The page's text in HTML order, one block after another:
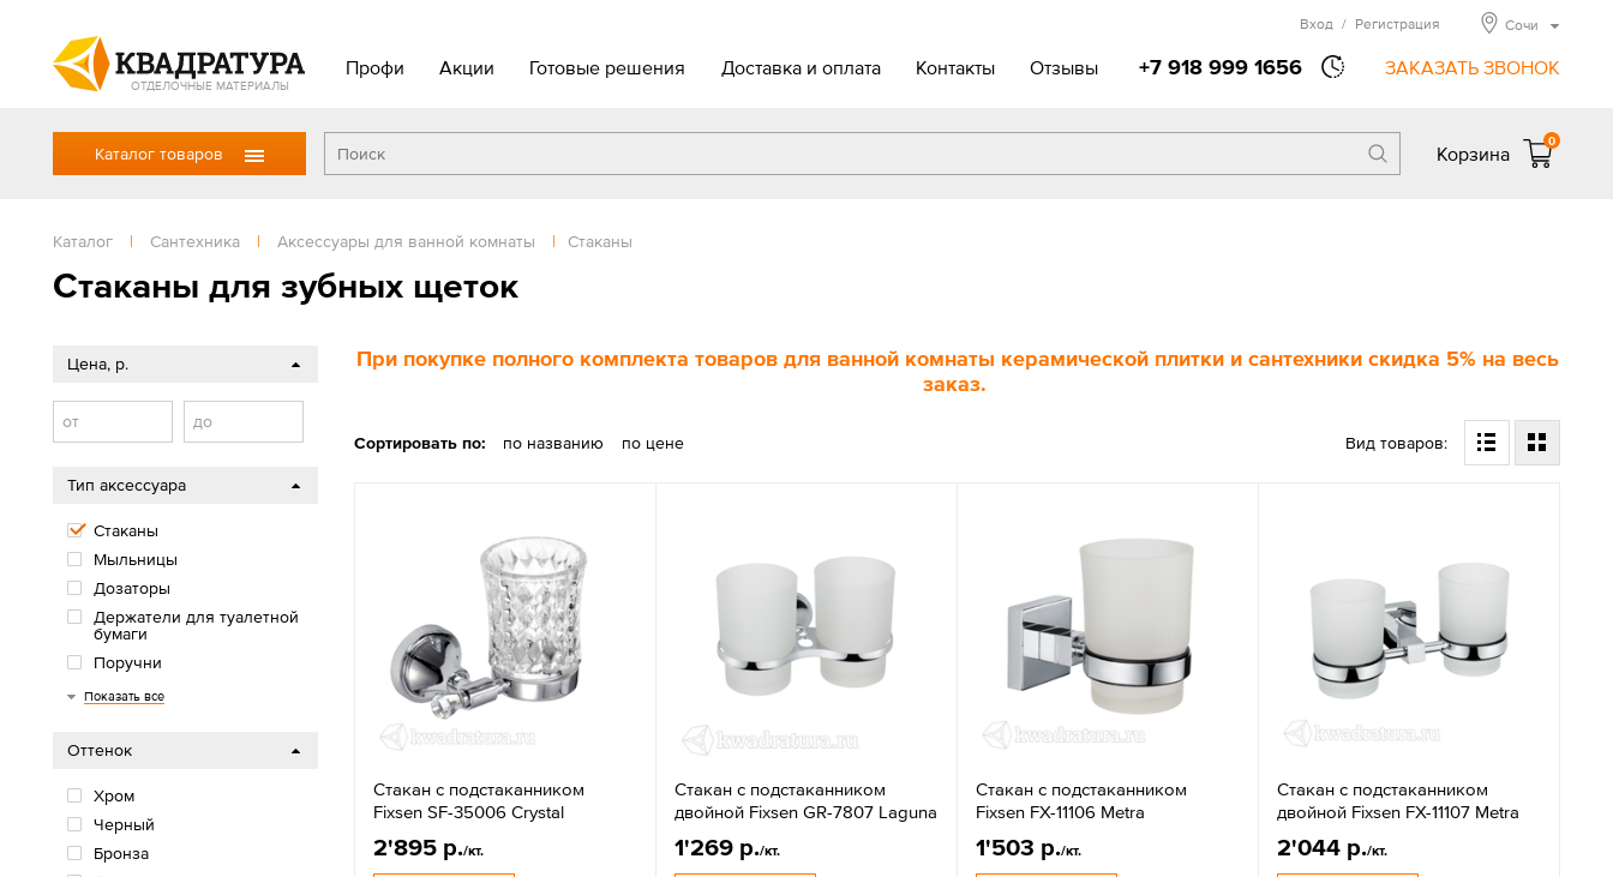
ОТДЕЛОЧНЫЕ МАТЕРИАЛЫ
Профи Акции Готовые решения Доставка и оплата Контакты Отзывы +7 918 999 1656 ЗАКАЗАТЬ ЗВОНОК
Вход / Регистрация Сочи
Каталог товаров Корзина
0
Каталог | Сантехника | Аксессуары для ванной комнаты | Стаканы
Стаканы для зубных щеток
При покупке полного комплекта товаров для ванной комнаты керамической плитки и сантехники скидка 5% на весь
заказ.
Сортировать по: по названию по цене Вид товаров:
Стакан с подстаканником
Fixsen SF-35006 Crystal
2'895 р./кт.
Стакан с подстаканником
двойной Fixsen GR-7807 Laguna
1'269 р./кт.
Стакан с подстаканником
Fixsen FX-11106 Metra
1'503 р./кт.
Стакан с подстаканником
двойной Fixsen FX-11107 Metra
2'044 р./кт.
Цена, р.
от до
Тип аксессуара
Стаканы
Мыльницы
Дозаторы
Держатели для туалетной
бумаги
Поручни
Держатели для фена
Полки
Корзины и ведра
Крючки
Полотенцедержатели
Показать все
Оттенок
Хром
Черный
Бронза